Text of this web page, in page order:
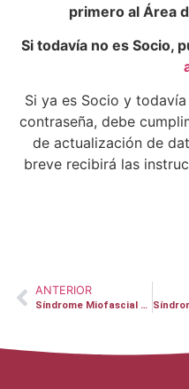
primero al Área
Si todavía no es Socio,
Si ya es Socio y
contraseña, debe
de actualización de
breve recibirá las
ANTERIOR
Síndrome Miofascial – Toñi